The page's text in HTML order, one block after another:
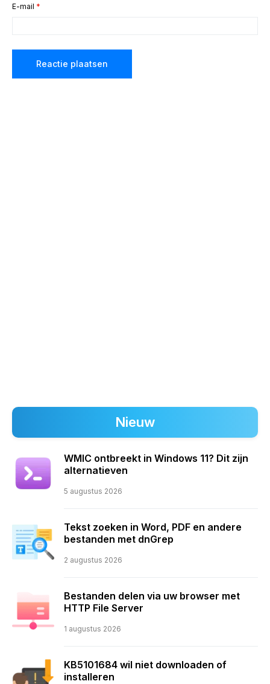
E-mail *
Nieuw
WMIC ontbreekt in Windows 11? Dit zijn
alternatieven
5 augustus 2026
Tekst zoeken in Word, PDF en andere
bestanden met dnGrep
2 augustus 2026
Bestanden delen via uw browser met
HTTP File Server
1 augustus 2026
KB5101684 wil niet downloaden of
installeren